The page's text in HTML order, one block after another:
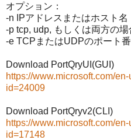
オプション：
-n IPアドレスまたはホスト名
-p tcp, udp, もしくは両方の場
-e TCPまたはUDPのポート
Download PortQryUI(GUI)
https://www.microsoft.com/
id=24009
Download PortQryv2(CLI)
https://www.microsoft.com/
id=17148